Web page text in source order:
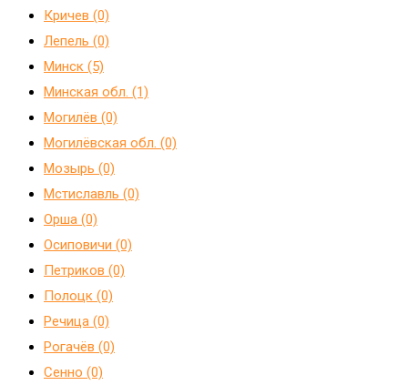
Кричев (0)
Лепель (0)
Минск (5)
Минская обл. (1)
Могилёв (0)
Могилёвская обл. (0)
Мозырь (0)
Мстиславль (0)
Орша (0)
Осиповичи (0)
Петриков (0)
Полоцк (0)
Речица (0)
Рогачёв (0)
Сенно (0)